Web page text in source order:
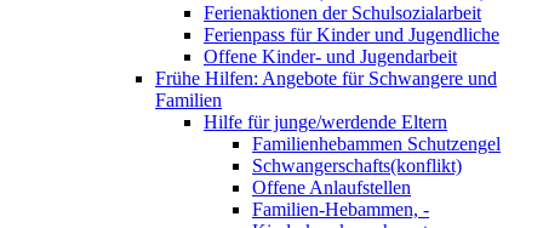
Ferienaktionen der Schulsozialarbeit
Ferienpass für Kinder und Jugendliche
Offene Kinder- und Jugendarbeit
Frühe Hilfen: Angebote für Schwangere und
Familien
Hilfe für junge/werdende Eltern
Familienhebammen Schutzengel
Schwangerschafts(konflikt)
Offene Anlaufstellen
Familien-Hebammen, -